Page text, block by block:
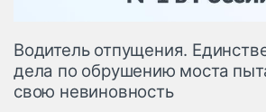
Безопасность и
Таможня и ВЭД
Склады и
Водитель отпущения.
дела по обрушению моста
свою невиновность